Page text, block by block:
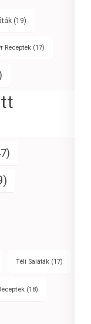
(19)
Receptek (17)
Téli Saláták (17)
(18)